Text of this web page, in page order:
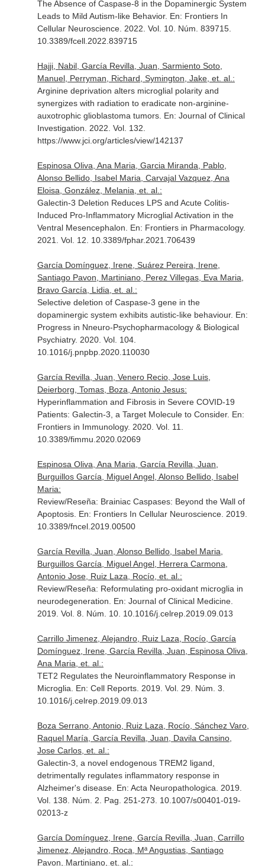
The Absence of Caspase-8 in the Dopaminergic System
Leads to Mild Autism-like Behavior. En: Frontiers In
Cellular Neuroscience. 2022. Vol. 10. Núm. 839715.
10.3389/fcell.2022.839715
Hajji, Nabil, García Revilla, Juan, Sarmiento Soto,
Manuel, Perryman, Richard, Symington, Jake, et. al.:
Arginine deprivation alters microglial polarity and
synergizes with radiation to eradicate non-arginine-
auxotrophic glioblastoma tumors. En: Journal of Clinical
Investigation . 2022. Vol. 132.
https://www.jci.org/articles/view/142137
Espinosa Oliva, Ana Maria, Garcia Miranda, Pablo,
Alonso Bellido, Isabel Maria, Carvajal Vazquez, Ana
Eloisa, González, Melania, et. al.:
Galectin-3 Deletion Reduces LPS and Acute Colitis-
Induced Pro-Inflammatory Microglial Activation in the
Ventral Mesencephalon. En: Frontiers in Pharmacology.
2021. Vol. 12. 10.3389/fphar.2021.706439
García Domínguez, Irene, Suárez Pereira, Irene,
Santiago Pavon, Martiniano, Perez Villegas, Eva Maria,
Bravo García, Lidia, et. al.:
Selective deletion of Caspase-3 gene in the
dopaminergic system exhibits autistic-like behaviour. En:
Progress in Nneuro-Psychopharmacology & Biological
Psychiatry. 2020. Vol. 104.
10.1016/j.pnpbp.2020.110030
García Revilla, Juan, Venero Recio, Jose Luis,
Deierborg, Tomas, Boza, Antonio Jesus:
Hyperinflammation and Fibrosis in Severe COVID-19
Patients: Galectin-3, a Target Molecule to Consider. En:
Frontiers in Immunology. 2020. Vol. 11.
10.3389/fimmu.2020.02069
Espinosa Oliva, Ana Maria, García Revilla, Juan,
Burguillos García, Miguel Angel, Alonso Bellido, Isabel
Maria:
Review/Reseña: Brainiac Caspases: Beyond the Wall of
Apoptosis. En: Frontiers In Cellular Neuroscience. 2019.
10.3389/fncel.2019.00500
García Revilla, Juan, Alonso Bellido, Isabel Maria,
Burguillos García, Miguel Angel, Herrera Carmona,
Antonio Jose, Ruiz Laza, Rocío, et. al.:
Review/Reseña: Reformulating pro-oxidant microglia in
neurodegeneration. En: Journal of Clinical Medicine.
2019. Vol. 8. Núm. 10. 10.1016/j.celrep.2019.09.013
Carrillo Jimenez, Alejandro, Ruiz Laza, Rocío, García
Domínguez, Irene, García Revilla, Juan, Espinosa Oliva,
Ana Maria, et. al.:
TET2 Regulates the Neuroinflammatory Response in
Microglia. En: Cell Reports. 2019. Vol. 29. Núm. 3.
10.1016/j.celrep.2019.09.013
Boza Serrano, Antonio, Ruiz Laza, Rocío, Sánchez Varo,
Raquel María, García Revilla, Juan, Davila Cansino,
Jose Carlos, et. al.:
Galectin-3, a novel endogenous TREM2 ligand,
detrimentally regulates inflammatory response in
Alzheimer's disease. En: Acta Neuropathologica . 2019.
Vol. 138. Núm. 2. Pag. 251-273. 10.1007/s00401-019-
02013-z
García Domínguez, Irene, García Revilla, Juan, Carrillo
Jimenez, Alejandro, Roca, Mª Angustias, Santiago
Pavon, Martiniano, et. al.: